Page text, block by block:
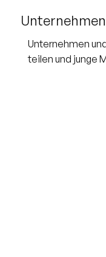
Unternehmen
teilen und junge